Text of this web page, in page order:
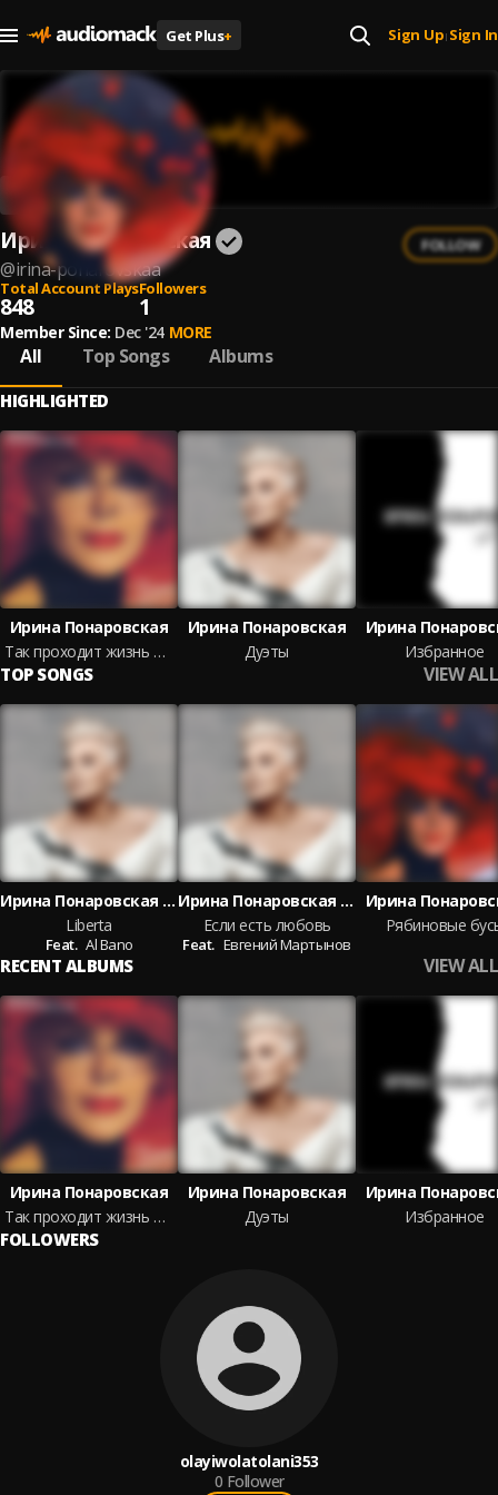
Get Plus+ Sign Up| Sign In
Ирина Понаровская
@irina-ponarovskaa
FOLLOW
Total Account Plays
848
Followers
1
Member Since: Dec '24 MORE
All Top Songs Albums
HIGHLIGHTED
Ирина Понаровская
Так проходит жизнь моя
Ирина Понаровская
Дуэты
Ирина
Избранное
TOP SONGS VIEW ALL
Ирина Понаровская feat. Al Bano
Liberta
Feat. Al Bano
Ирина Понаровская feat. Евгений Мартынов
Если есть любовь
Feat. Евгений Мартынов
Ирина
Рябиновые
RECENT ALBUMS VIEW ALL
Ирина Понаровская
Так проходит жизнь моя
Ирина Понаровская
Дуэты
Ирина
Избранное
FOLLOWERS
olayiwolatolani353
0 Follower